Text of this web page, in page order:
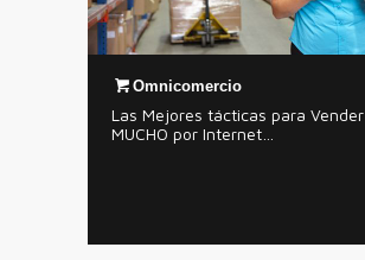
Omnicomercio
Las Mejores tácticas para Vender
MUCHO por Internet…